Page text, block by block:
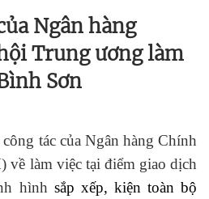
Ngân hàng
Trung ương làm
Sơn
tác của Ngân hàng Chính
) về làm việctại điểm giao dịch
hình sắp xếp, kiện toàn bộ